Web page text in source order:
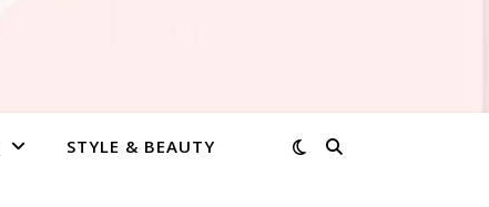
STYLE & BEAUTY